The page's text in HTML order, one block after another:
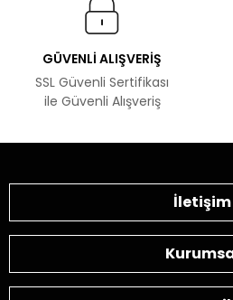
GÜVENLİ ALIŞVERİŞ
SSL Güvenli Sertifikası
ile Güvenli Alışveriş
İletişim